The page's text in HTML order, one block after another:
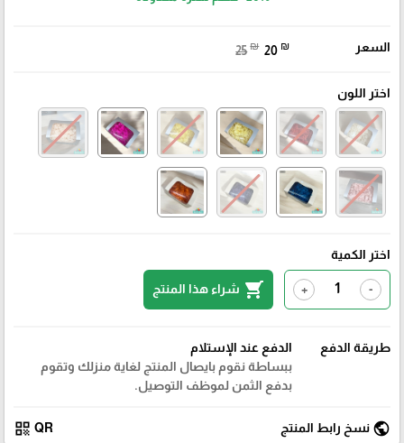
السعر 25 ₪ 20 ₪
اختر اللون
اختر الكمية
-
+
shopping_cart شراء هذا المنتج
طريقة الدفع
الدفع عند الإستلام
ببساطة نقوم بايصال المنتج لغاية منزلك وتقوم
بدفع الثمن لموظف التوصيل.
public نسخ رابط المنتج QR
qr_code